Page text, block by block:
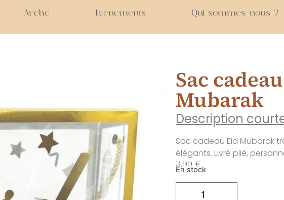
Arche Evenements Qui sommes-nous ?
Sac
Mubarak
Description
Sac cadeau Eid Mubarak
élégants. Livré plié,
3.99 €
En stock